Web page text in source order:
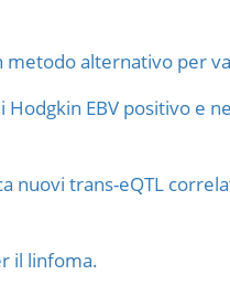
alternativo per
EBV positivo e
nuovi trans-eQTL
il linfoma.